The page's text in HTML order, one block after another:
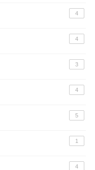
4
4
3
4
5
1
4